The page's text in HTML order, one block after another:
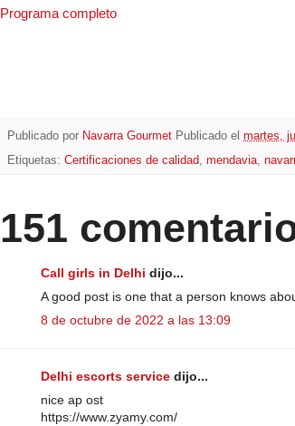
Programa completo
Publicado por Navarra Gourmet Publicado el martes,
Etiquetas: Certificaciones de calidad mendavia
151
Call girls in Delhi dijo...
A good post is one that a person knows
8 de octubre de 2022 a las 13:09
Delhi escorts service dijo...
nice ap ost
https://www.zyamy.com/